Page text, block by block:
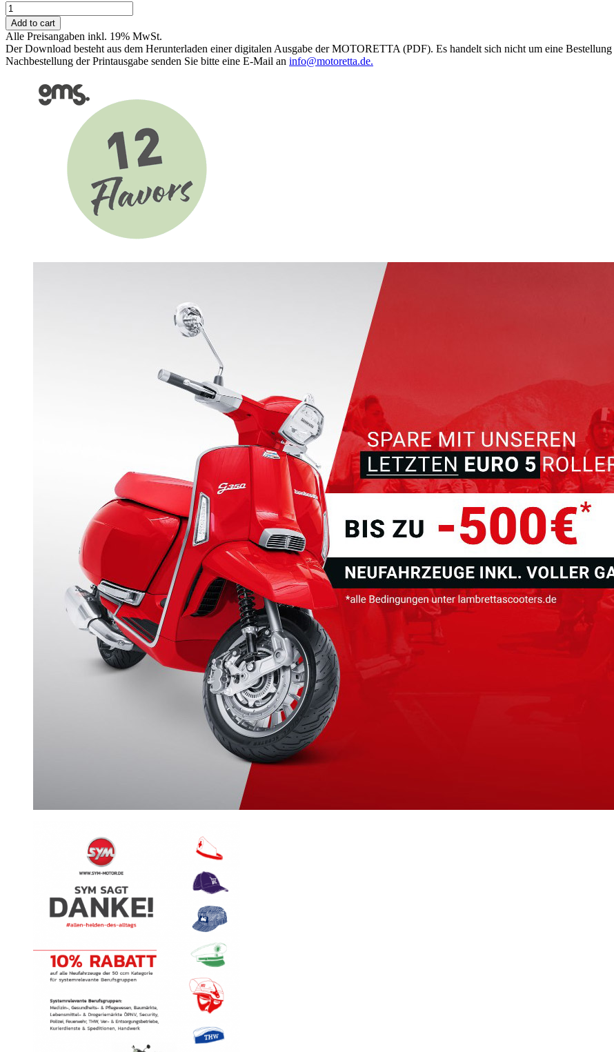
Bremsflüssigkeit
wechseln:
Zapfanlage
quantity
Add to cart
Alle Preisangaben inkl. 19% MwSt.
Der Download besteht aus dem Herunterladen einer digitalen Ausgabe der MOTORETTA (PDF). Es handelt sich nicht um eine
Nachbestellung der Printausgabe senden Sie bitte eine E-Mail an info@motoretta.de.